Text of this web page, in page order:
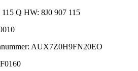
Q HW: 8J0 907 115
AUX7Z0H9FN20EO